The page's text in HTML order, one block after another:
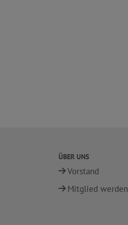
ÜBER UNS
Vorstand
Mitglied werden